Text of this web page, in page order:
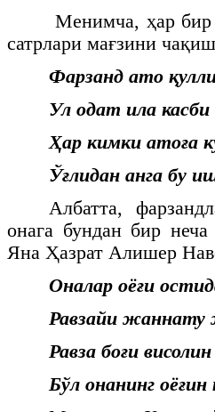
Менимча, ҳар бир
сатрлари мағзини
Фарзанд ато
Ул одат ила касби
Ҳар кимки атоға
Ўғлидан анга бу
Албатта,
онага бундан бир неча
Яна Ҳазрат Алишер
Оналар оёғи
Равзайи жаннату
Равза боғи
Бўл онанинг оёғин